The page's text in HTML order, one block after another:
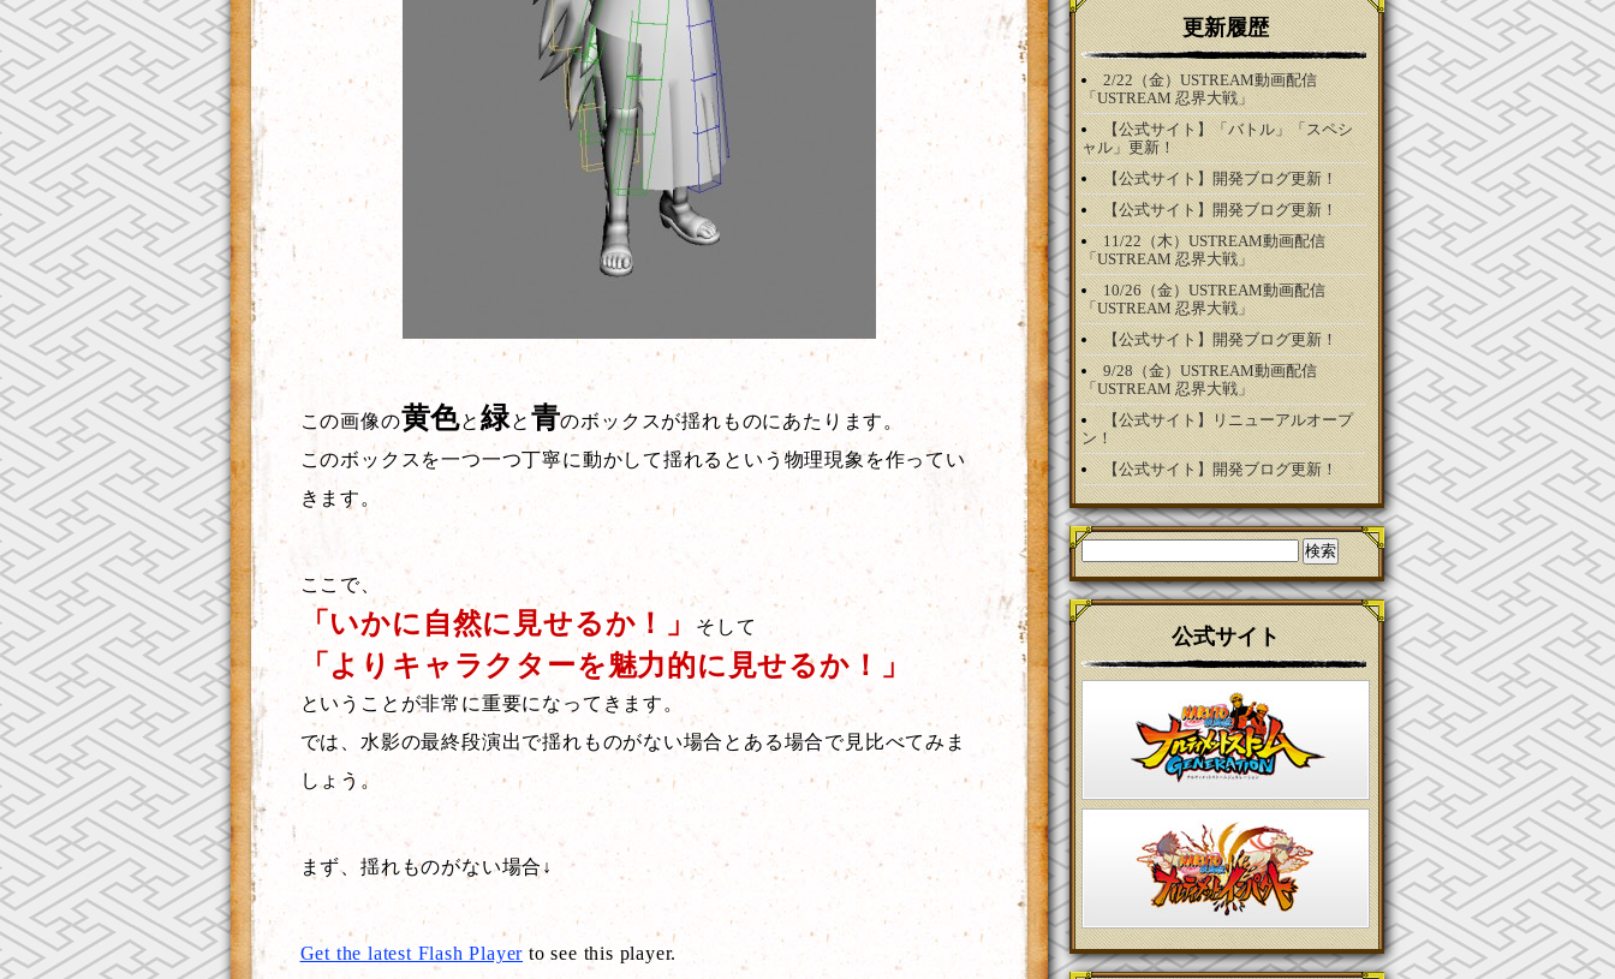
この画像の黄色と 緑と 青のボックスが揺れものにあたります。
このボックスを一つ一つ丁寧に動かして揺れるという物理現象を作ってい
きます。
ここで、
「いかに自然に見せるか！」 そして
「よりキャラクターを魅力的に見せるか！」
ということが非常に重要になってきます。
では、水影の最終段演出で揺れものがない場合とある場合で見比べてみま
しょう。
まず、揺れものがない場合↓
Get the latest Flash Player to see this player.
更新履歴
2/22（金）USTREAM動画配信
「USTREAM 忍界大戦」
【公式サイト】「バトル」「スペシ
ャル」更新！
【公式サイト】開発ブログ更新！
【公式サイト】開発ブログ更新！
11/22（木）USTREAM動画配信
「USTREAM 忍界大戦」
10/26（金）USTREAM動画配信
「USTREAM 忍界大戦」
【公式サイト】開発ブログ更新！
9/28（金）USTREAM動画配信
「USTREAM 忍界大戦」
【公式サイト】リニューアルオープ
ン！
【公式サイト】開発ブログ更新！
検
索:
公式サイト